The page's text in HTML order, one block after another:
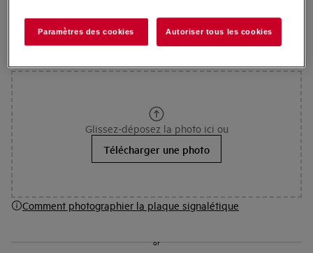
Comment prendre une photo de la plaque signalétique ?
Glissez-déposez la photo ici ou
Télécharger une photo
Comment photographier la plaque signalétique
or
Paramètres des cookies Autoriser tous les cookies